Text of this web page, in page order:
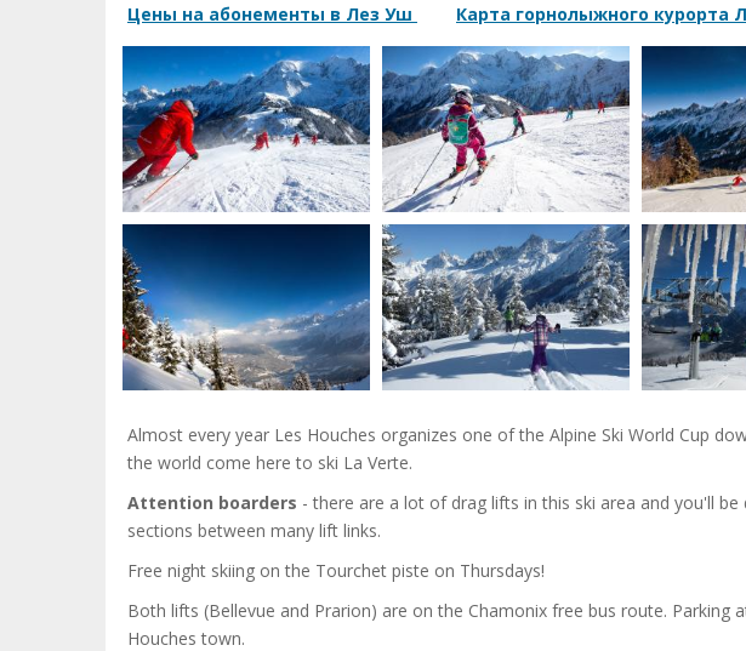
Цены на абонементы в Лез Уш​
Карта горнолыжного курорта
Almost every year Les Houches organizes one of the Alpine Ski World Cup
the world come here to ski La Verte.
Attention boarders - there are a lot of drag lifts in this ski area and you'll
sections between many lift links.
Free night skiing on the Tourchet piste on Thursdays!
Both lifts (Bellevue and Prarion) are on the Chamonix free bus route. Parking
Houches town.